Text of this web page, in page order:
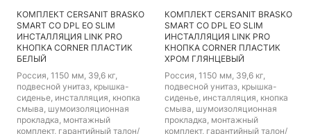
КОМПЛЕКТ CERSANIT BRASKO
SMART CO DPL EO SLIM
ИНСТАЛЛЯЦИЯ LINK PRO
КНОПКА CORNER ПЛАСТИК
БЕЛЫЙ
Россия, 1150 мм, 39,6 кг,
подвесной унитаз, крышка-
сиденье, инсталляция, кнопка
смыва, шумоизоляционная
прокладка, монтажный
комплект, гарантийный талон/
КОМПЛЕКТ CERSANIT BRASKO
SMART CO DPL EO SLIM
ИНСТАЛЛЯЦИЯ LINK PRO
КНОПКА CORNER ПЛАСТИК
ХРОМ ГЛЯНЦЕВЫЙ
Россия, 1150 мм, 39,6 кг,
подвесной унитаз, крышка-
сиденье, инсталляция, кнопка
смыва, шумоизоляционная
прокладка, монтажный
комплект, гарантийный талон/